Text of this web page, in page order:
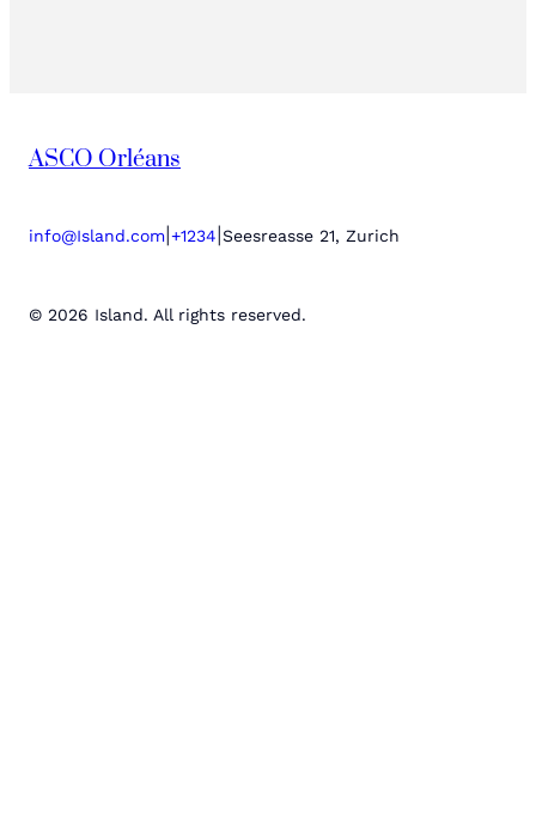
ASCO Orléans
info@Island.com +1234 Seesreasse 21, Zurich
© 2026 Island. All rights reserved.